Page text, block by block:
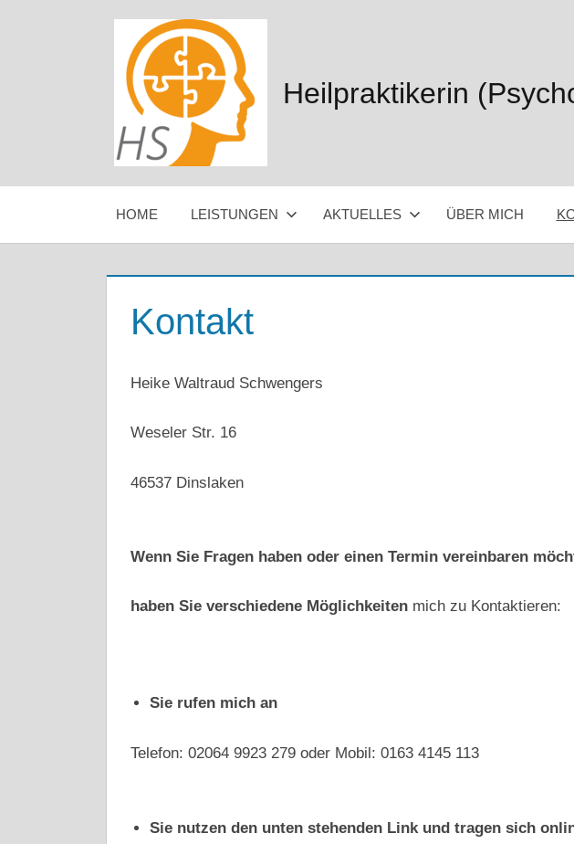
Heilpraktikerin
HOME LEISTUNGEN AKTUELLES ÜBER MICH
Kontakt
Heike Waltraud Schwengers
Weseler Str. 16
46537 Dinslaken
Wenn Sie Fragen haben oder einen Termin vereinbaren
haben Sie verschiedene Möglichkeitenmich zu Kontaktieren:
Sie rufen mich an
Telefon: 02064 9923 279 oder Mobil: 0163 4145 113
Sie nutzen den unten stehenden Link und tragen sich